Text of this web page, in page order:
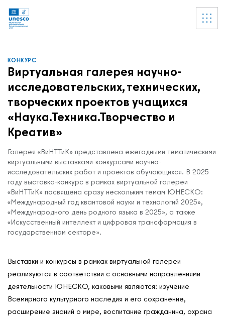
КОНКУРС
Виртуальная галерея научно-
исследовательских, технических,
творческих проектов учащихся
«Наука.Техника.Творчество и
Креатив»
Галерея «ВиНТТиК» представлена ежегодными тематическими
виртуальными выставками-конкурсами научно-
исследовательских работ и проектов обучающихся. В 2025
году выставка-конкурс в рамках виртуальной галереи
«ВиНТТиК» посвящена сразу нескольким темам ЮНЕСКО:
«Международный год квантовой науки и технологий 2025»,
«Международного день родного языка в 2025», а также
«Искусственный интеллект и цифровая трансформация в
государственном секторе».
Выставки и конкурсы в рамках виртуальной галереи
реализуются в соответствии с основными направлениями
деятельности ЮНЕСКО, каковыми являются: изучение
Всемирного культурного наследия и его сохранение,
расширение знаний о мире, воспитание гражданина, охрана
Ссылки
УВЕДОМЛЕНИЕ
Список пуст